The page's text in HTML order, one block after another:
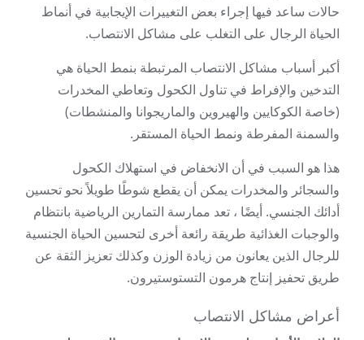
حالات ساعد فيها إجراء بعض التغييرات الإيجابية في أنماط
الحياة الرجال على التغلب على مشاكل الانتصاب.
أكبر أسباب مشاكل الانتصاب المرتبطة بنمط الحياة هي
التدخين والإفراط في تناول الكحول وتعاطي المخدرات
(خاصة الكوكايين والهيروين والماريجوانا والمنشطات)
والسمنة المفرطة ونمط الحياة المستقر.
هذا هو السبب في أن الانخفاض في استهلاك الكحول
والسجائر والمخدرات يمكن أن يقطع شوطًا طويلاً نحو تحسين
أدائك الجنسي. أيضًا ، تعد ممارسة التمارين الرياضية بانتظام
والوجبات الغذائية طريقة رائعة أخرى لتحسين الحياة الجنسية
للرجال الذين يعانون من زيادة الوزن وكذلك تعزيز الثقة عن
طريق تحفيز إنتاج هرمون التستوستيرون.
أعراض مشاكل الانتصاب